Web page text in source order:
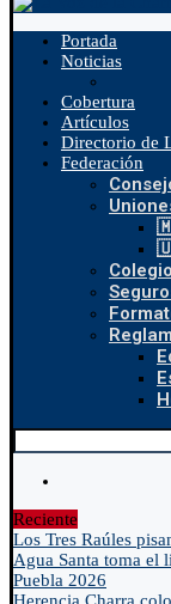
Portada
Noticias
Cobertura
Artículos
Directorio de
Federación
Reciente
Los Tres Raúles
Agua Santa toma el
Puebla 2026